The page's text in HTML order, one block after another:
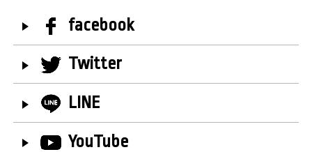
facebook
Twitter
LINE
YouTube